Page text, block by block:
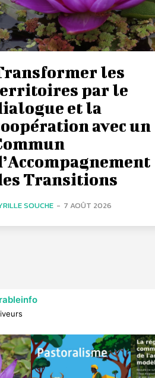
les
par le
et la
avec un
Transitions
SOUCHE - 7 AOÛT 2026